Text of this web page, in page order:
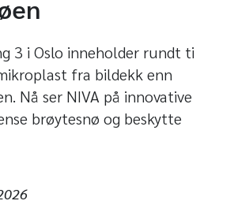
3 i Oslo inneholder rundt ti
fra bildekk enn
Nå ser NIVA på innovative
brøytesnø og beskytte